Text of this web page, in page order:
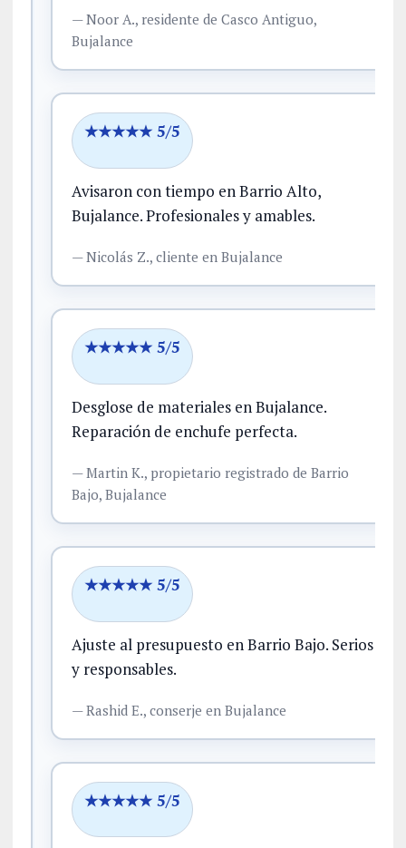
—Noor A., residente de Casco Antiguo,
Bujalance
★★★★★ 5/5
Avisaron con tiempo en Barrio Alto,
Bujalance.Profesionales y amables.
—Nicolás Z., cliente en Bujalance
★★★★★ 5/5
Desglose de materiales en Bujalance.
Reparación de enchufe perfecta.
—Martin K., propietario registrado de Barrio
Bajo, Bujalance
★★★★★ 5/5
Ajuste al presupuesto en Barrio Bajo. Serios
y responsables.
—Rashid E., conserje en Bujalance
★★★★★ 5/5